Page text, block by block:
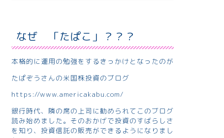
なぜ 「たぱこ」？？？
本格的に運用の勉強をするきっかけとなったのが
たぱぞうさんの米国株投資のブログ
https://www.americakabu.com/
銀行時代、隣の席の上司に勧められてこのブログ
読み始めました。そのおかげで投資のすばらしさ
を知り、投資信託の販売ができるようになりまし